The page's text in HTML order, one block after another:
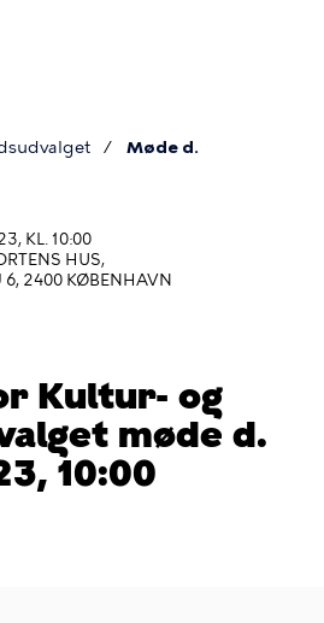
Møde d.
KL. 10:00
HUS,
6, 2400 KØBENHAVN
Kultur- og
møde d.
10:00